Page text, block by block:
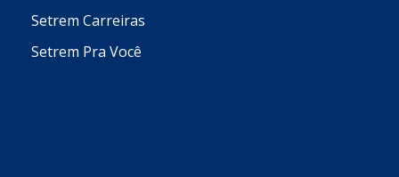
Setrem Carreiras
Setrem Pra Você